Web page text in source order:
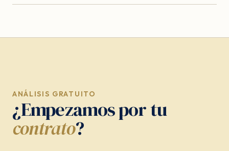
ANÁLISIS GRATUITO
¿Empezamos por tu
contrato?